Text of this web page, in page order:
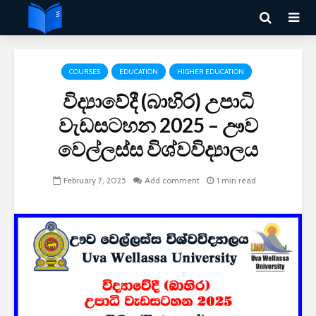
COURSES EDUCATION HIGHER EDUCATION
විද්‍යාවේදී (බාහිර) උපාධි
වැඩසටහන 2025 – ඌව
වෙල්ලස්ස විශ්වවිද්‍යාලය
February 7, 2025 Add comment 1 min read